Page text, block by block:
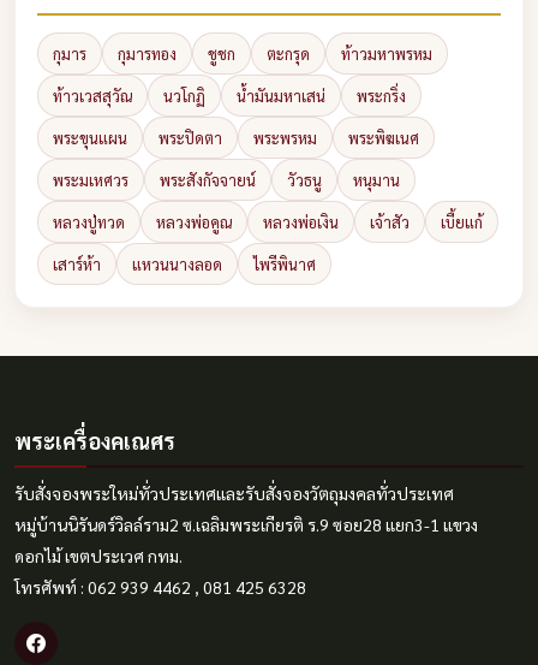
กุมาร กุมารทอง ชูชก ตะกรุด ท้าวมหาพรหม
ท้าวเวสสุวัณ นวโกฏิ น้ำมันมหาเสน่ พระกริ่ง
พระขุนแผน พระปิดตา พระพรหม พระพิฆเนศ
พระมเหศวร พระสังกัจจายน์ วัวธนู หนุมาน
หลวงปู่ทวด หลวงพ่อคูณ หลวงพ่อเงิน เจ้าสัว เบี้ยแก้
เสาร์ห้า แหวนนางลอด ไพรีพินาศ
พระเครื่องคเณศร
รับสั่งจองพระใหม่ทั่วประเทศและรับสั่งจองวัตถุมงคลทั่วประเทศ
หมู่บ้านนิรันดร์วิลล์ราม2 ซ.เฉลิมพระเกียรติ ร.9 ซอย28 แยก3-1 แขวง
ดอกไม้ เขตประเวศ กทม.
โทรศัพท์ : 062 939 4462 , 081 425 6328